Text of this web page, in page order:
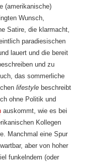
(amerikanische)
Wunsch,
Satire, die klarmacht,
paradiesischen
lauert und die bereit
und zu
das sommerliche
lifestyle beschreibt
ohne Politik und
auskommt, wie es bei
Kollegen
Manchmal eine Spur
aber von hoher
funkelndem (oder